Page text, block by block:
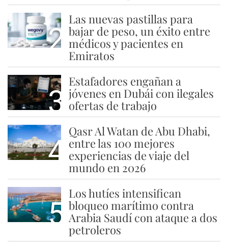
2
Las nuevas pastillas para
bajar de peso, un éxito entre
médicos y pacientes en
Emiratos
3
Estafadores engañan a
jóvenes en Dubái con ilegales
ofertas de trabajo
4
Qasr Al Watan de Abu Dhabi,
entre las 100 mejores
experiencias de viaje del
mundo en 2026
5
Los hutíes intensifican
bloqueo marítimo contra
Arabia Saudí con ataque a dos
petroleros